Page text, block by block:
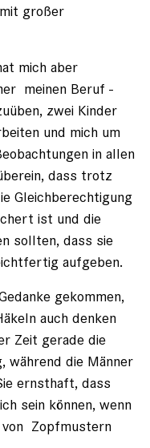
großer
mich aber
meinen Beruf -
zwei Kinder
und mich um
in allen
dass trotz
Gleichberechtigung
ist und die
sollten, dass sie
aufgeben.
gekommen,
auch denken
Zeit gerade die
während die Männer
ernsthaft, dass
sein können, wenn
von Zopfmustern